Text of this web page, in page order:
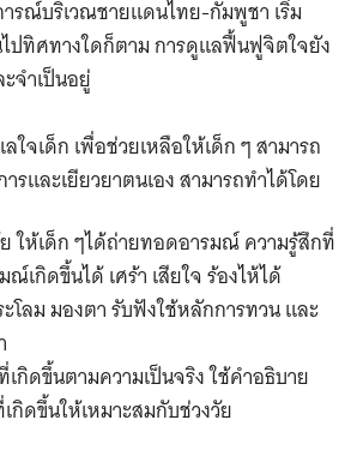
รณ์บริเวณชายแดนไทย-กัมพูชา เริ่ม
ปทิศทางใดก็ตาม การดูแลฟื้นฟูจิตใจยัง
จำเป็นอยู่
จเด็ก เพื่อช่วยเหลือให้เด็ก ๆ สามารถ
ารและเยียวยาตนเอง สามารถทำได้โดย
ให้เด็ก ๆได้ถ่ายทอดอารมณ์ ความรู้สึกที่
เกิดขึ้นได้ เศร้า เสียใจ ร้องไห้ได้
โลม มองตา รับฟังใช้หลักการทวน และ
กิดขึ้นตามความเป็นจริง ใช้คำอธิบาย
กิดขึ้นให้เหมาะสมกับช่วงวัย